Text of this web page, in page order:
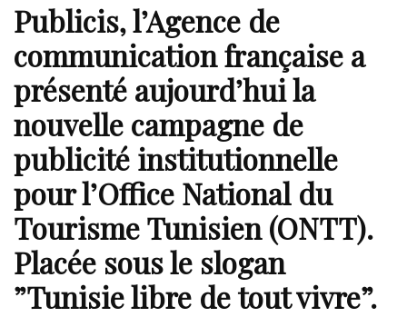
Publicis, l’Agence de
communication française a
présenté aujourd’hui la
nouvelle campagne de
publicité institutionnelle
pour l’Office National du
Tourisme Tunisien (ONTT).
Placée sous le slogan
”Tunisie libre de tout vivre”.